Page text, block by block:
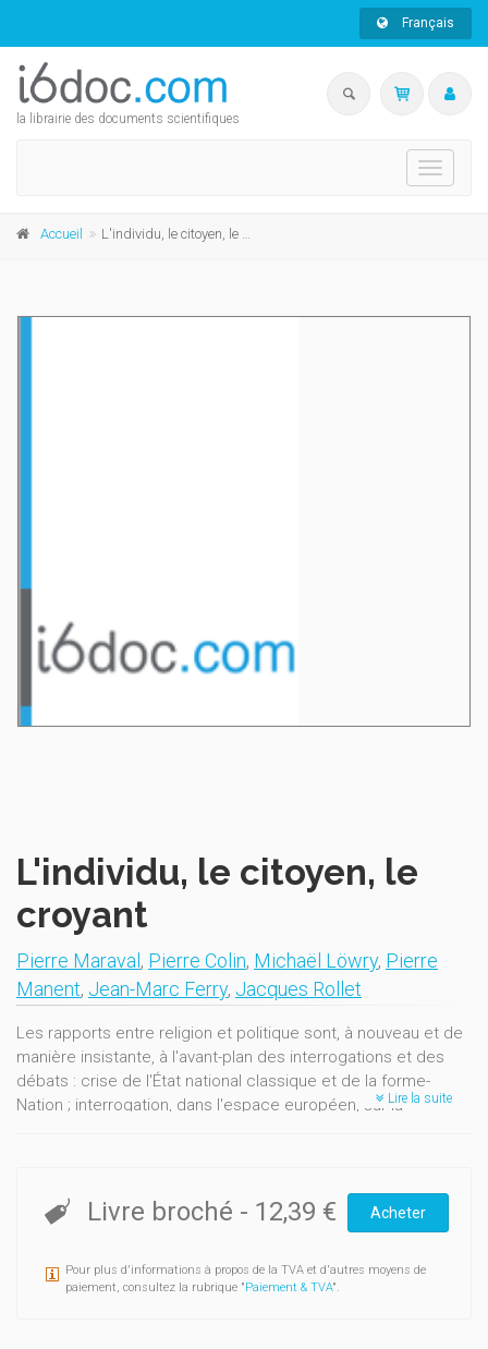
Français
la librairie des documents scientifiques
Toggle
Accueil L'individu, le citoyen, le croyant
L'individu, le citoyen, le
croyant
Pierre Maraval , Pierre Colin, Michaël Löwry, Pierre
Manent, Jean-Marc Ferry, Jacques Rollet
Les rapports entre religion et politique sont, à nouveau et de
manière insistante, à l'avant-plan des interrogations et des
débats : crise de l'État national classique et de la forme-
Nation ; interrogation, dans l'espace européen, sur la
dans leur teneur éthique ; revendications culturelles et
identitaires des minorités... Autant de phénomènes qui
de la socialisation des individus en régime de modernité
avancée. C'est à ce champ nouveau que sont confrontés
Lire la suite
Livre broché - 12,39 € Acheter
Pour plus d'informations à propos de la TVA et d'autres moyens de
paiement, consultez la rubrique "Paiement & TVA".